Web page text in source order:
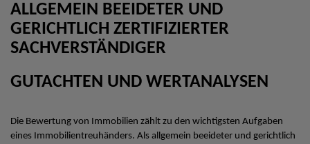
ALLGEMEIN BEEIDETER UND
GERICHTLICH ZERTIFIZIERTER
SACHVERSTÄNDIGER
GUTACHTEN UND WERTANALYSEN
Die Bewertung von Immobilien zählt zu den wichtigsten Aufgaben
eines Immobilientreuhänders. Als allgemein beeideter und gerichtlich